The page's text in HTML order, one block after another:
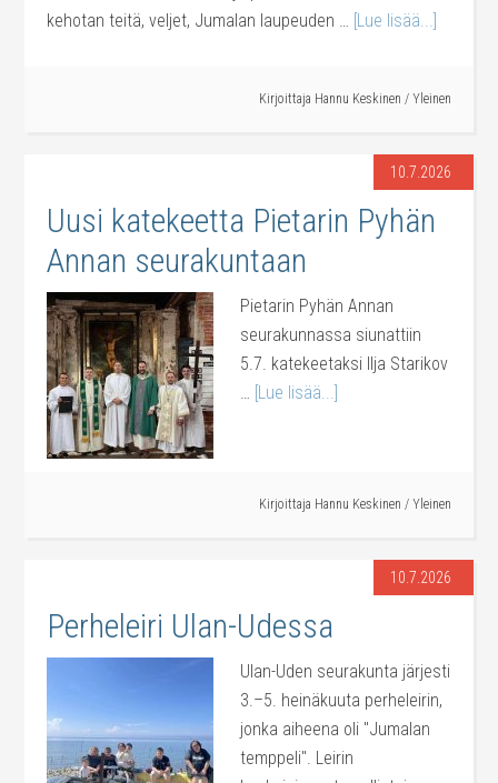
kehotan teitä, veljet, Jumalan laupeuden … [Lue lisää...]
Kirjoittaja Hannu Keskinen / Yleinen
10.7.2026
Uusi katekeetta Pietarin Pyhän
Annan seurakuntaan
Pietarin Pyhän Annan
seurakunnassa siunattiin
5.7. katekeetaksi Ilja Starikov
… [Lue lisää...]
Kirjoittaja Hannu Keskinen / Yleinen
10.7.2026
Perheleiri Ulan-Udessa
Ulan-Uden seurakunta järjesti
3.–5. heinäkuuta perheleirin,
jonka aiheena oli "Jumalan
temppeli". Leirin